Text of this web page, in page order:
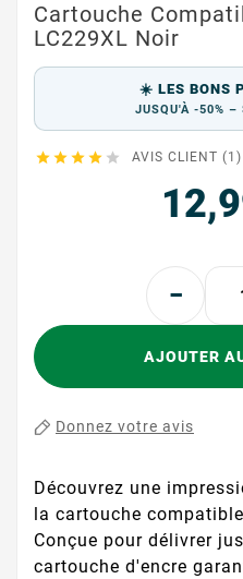
Cartouche
LC229XL Noir
☀️ LES BONS
JUSQU'À -50% –
     AVIS CLIENT (1)
AJOUTER
Donnez votre avis
Découvrez une
la cartouche
Conçue pour délivrer
cartouche d'encre